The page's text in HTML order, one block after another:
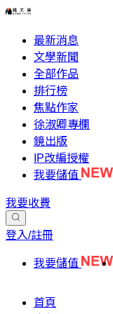
最新消息
文學新聞
全部作品
排行榜
焦點作家
徐淑卿專欄
鏡出版
IP改編授權
我要儲值
我要收費
登入/註冊
我要儲值
首頁